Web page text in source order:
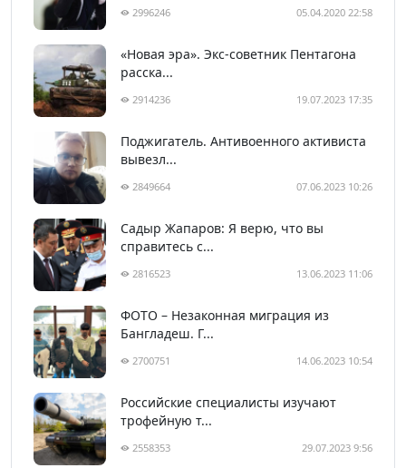
2996246 05.04.2020 22:58
«Новая эра». Экс-советник Пентагона
расска...
2914236 19.07.2023 17:35
Поджигатель. Антивоенного активиста
вывезл...
2849664 07.06.2023 10:26
Садыр Жапаров: Я верю, что вы
справитесь с...
2816523 13.06.2023 11:06
ФОТО – Незаконная миграция из
Бангладеш. Г...
2700751 14.06.2023 10:54
Российские специалисты изучают
трофейную т...
2558353 29.07.2023 9:56